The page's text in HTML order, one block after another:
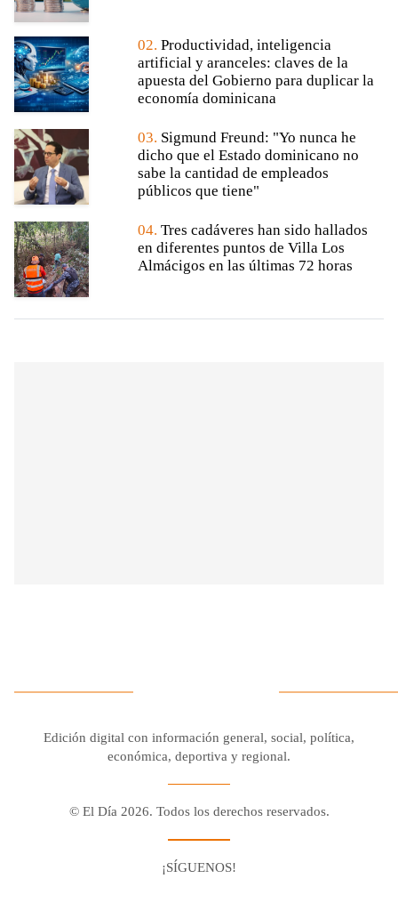
02. Productividad, inteligencia
artificial y aranceles: claves de la
apuesta del Gobierno para duplicar la
economía dominicana
03. Sigmund Freund: "Yo nunca he
dicho que el Estado dominicano no
sabe la cantidad de empleados
públicos que tiene"
04. Tres cadáveres han sido hallados
en diferentes puntos de Villa Los
Almácigos en las últimas 72 horas
Edición digital con información general, social, política,
económica, deportiva y regional.
© El Día 2026. Todos los derechos reservados.
¡SÍGUENOS!